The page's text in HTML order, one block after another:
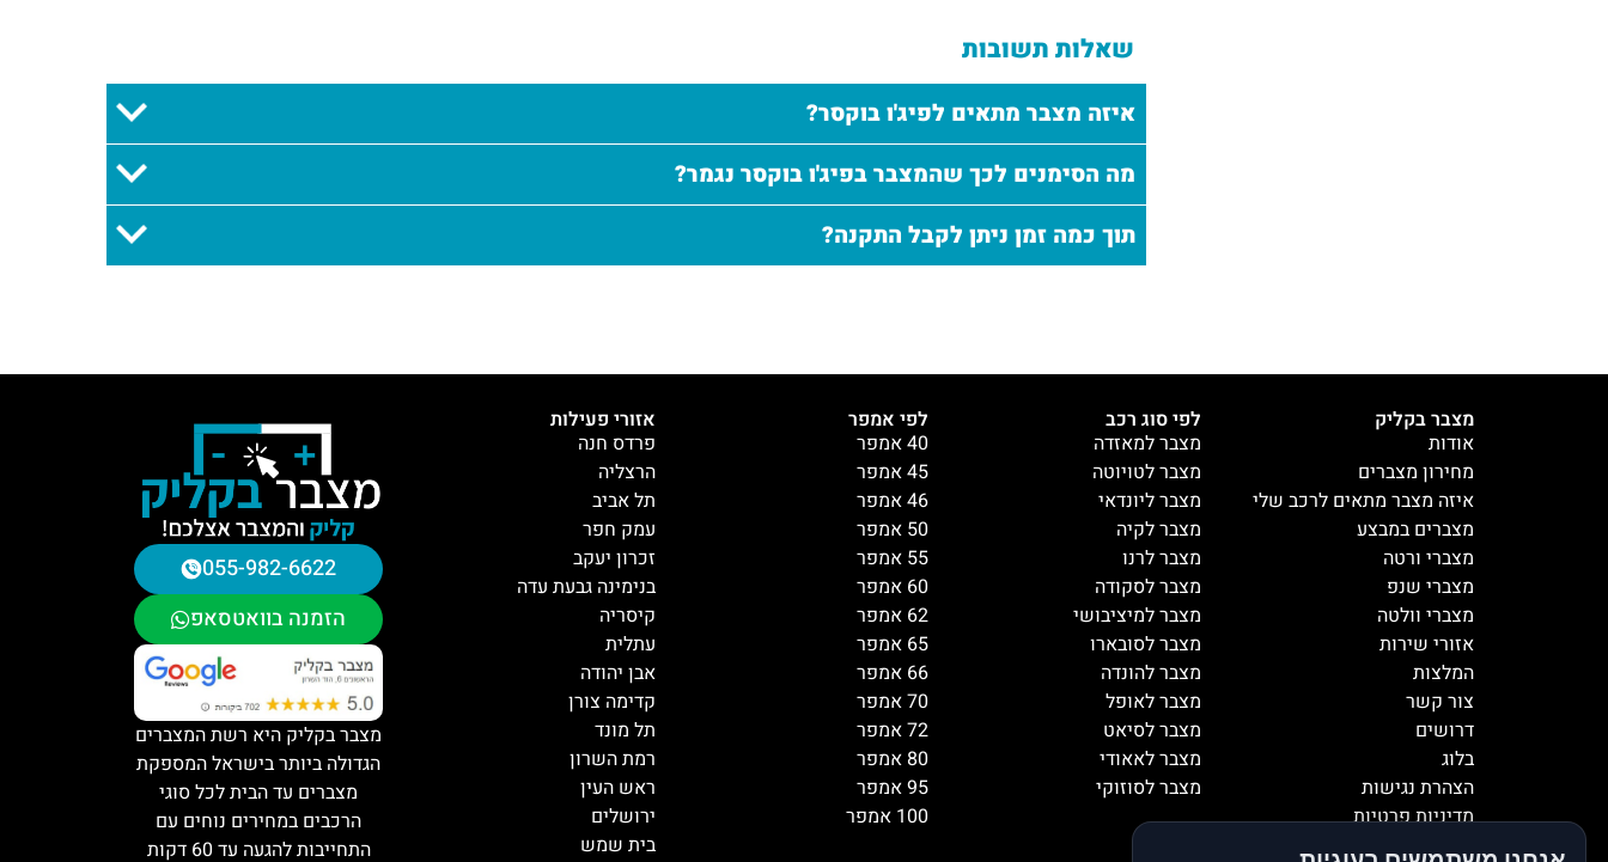
שאלות תשובות
איזה מצבר מתאים לפיג'ו בוקסר?
מה הסימנים לכך שהמצבר בפיג'ו בוקסר נגמר?
תוך כמה זמן ניתן לקבל התקנה?
מצבר בקליק
אודות
מחירון מצברים
איזה מצבר מתאים לרכב שלי
מצברים במבצע
מצברי ורטה
מצברי שנפ
מצברי וולטה
אזורי שירות
המלצות
צור קשר
דרושים
בלוג
הצהרת נגישות
מדיניות פרטיות
לפי סוג רכב
מצבר למאזדה
מצבר לטויוטה
מצבר ליונדאי
מצבר לקיה
מצבר לרנו
מצבר לסקודה
מצבר למיציבושי
מצבר לסובארו
מצבר להונדה
מצבר לאופל
מצבר לסיאט
מצבר לאאודי
מצבר לסוזוקי
לפי אמפר
40 אמפר
45 אמפר
46 אמפר
50 אמפר
55 אמפר
60 אמפר
62 אמפר
65 אמפר
66 אמפר
70 אמפר
72 אמפר
80 אמפר
95 אמפר
100 אמפר
אזורי פעילות
פרדס חנה
הרצליה
תל אביב
עמק חפר
זכרון יעקב
בנימינה גבעת עדה
קיסריה
עתלית
אבן יהודה
קדימה צורן
תל מונד
רמת השרון
ראש העין
ירושלים
בית שמש
055-982-6622
הזמנה בוואטסאפ
מצבר בקליק היא רשת המצברים
הגדולה ביותר בישראל המספקת
מצברים עד הבית לכל סוגי
הרכבים במחירים נוחים עם
התחייבות להגעה עד 60 דקות